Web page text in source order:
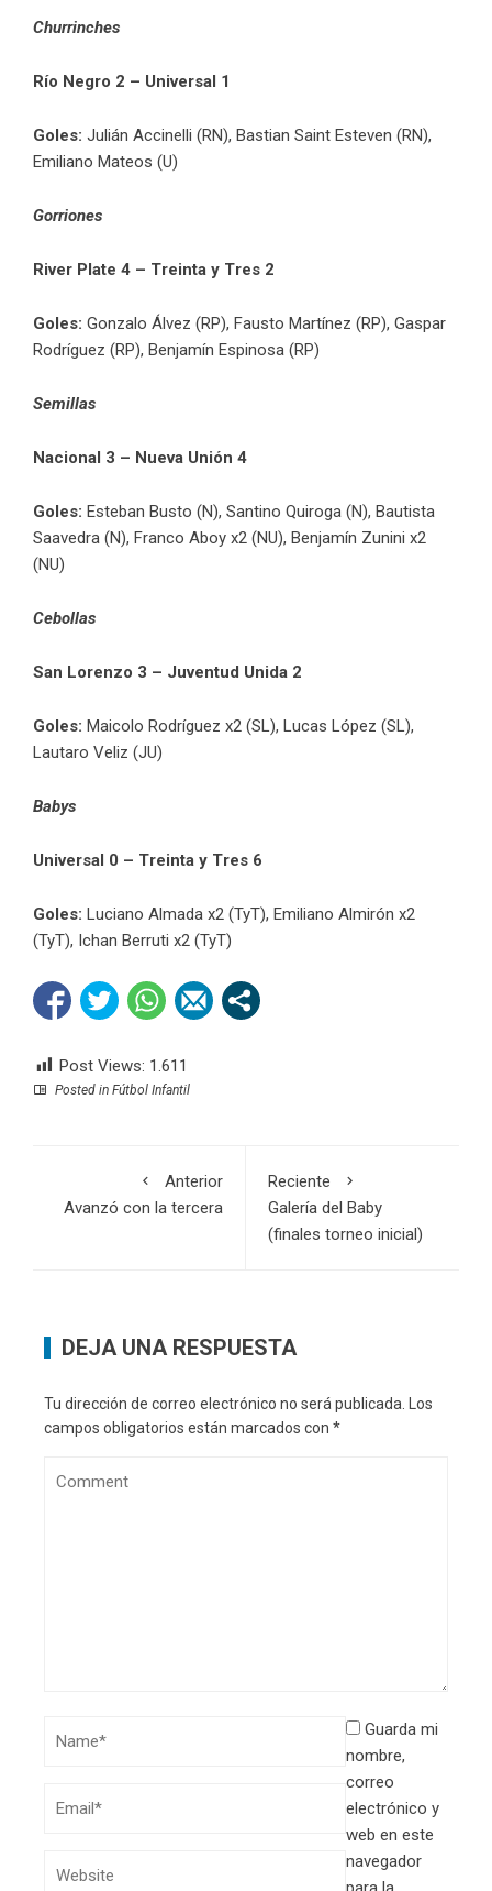
Churrinches
Río Negro 2 – Universal 1
Goles: Julián Accinelli (RN), Bastian Saint Esteven (RN),
Emiliano Mateos (U)
Gorriones
River Plate 4 – Treinta y Tres 2
Goles: Gonzalo Álvez (RP), Fausto Martínez (RP), Gaspar
Rodríguez (RP), Benjamín Espinosa (RP)
Semillas
Nacional 3 – Nueva Unión 4
Goles: Esteban Busto (N), Santino Quiroga (N), Bautista
Saavedra (N), Franco Aboy x2 (NU), Benjamín Zunini x2
(NU)
Cebollas
San Lorenzo 3 – Juventud Unida 2
Goles: Maicolo Rodríguez x2 (SL), Lucas López (SL),
Lautaro Veliz (JU)
Babys
Universal 0 – Treinta y Tres 6
Goles: Luciano Almada x2 (TyT), Emiliano Almirón x2
(TyT), Ichan Berruti x2 (TyT)
Post Views: 1.611
Posted in Fútbol Infantil
Anterior
Avanzó con la tercera
Reciente
Galería del Baby
(finales torneo inicial)
DEJA UNA RESPUESTA
Tu dirección de correo electrónico no será publicada.
Los
campos obligatorios están marcados con *
Guarda mi
nombre,
correo
electrónico y
web en este
navegador